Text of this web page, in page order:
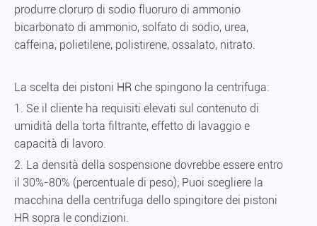
produrre cloruro di sodio fluoruro di ammonio
bicarbonato di ammonio, solfato di sodio, urea,
caffeina, polietilene, polistirene, ossalato, nitrato.
La scelta dei pistoni HR che spingono la centrifuga:
1. Se il cliente ha requisiti elevati sul contenuto di
umidità della torta filtrante, effetto di lavaggio e
capacità di lavoro.
2. La densità della sospensione dovrebbe essere entro
il 30%-80% (percentuale di peso); Puoi scegliere la
macchina della centrifuga dello spingitore dei pistoni
HR sopra le condizioni.